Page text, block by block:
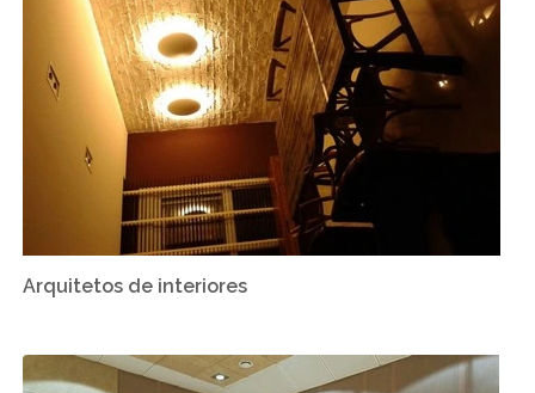
Arquitetos de interiores